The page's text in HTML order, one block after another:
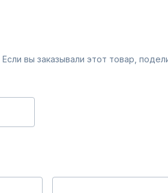
вы заказывали этот товар,